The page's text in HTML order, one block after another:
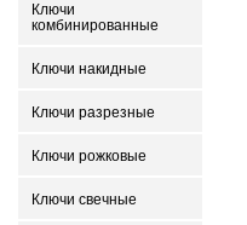
Ключи
комбинированные
Ключи накидные
Ключи разрезные
Ключи рожковые
Ключи свечные